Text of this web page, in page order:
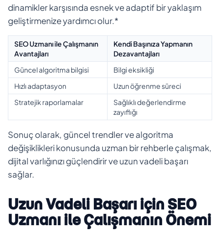
dinamikler karşısında esnek ve adaptif bir yaklaşım
geliştirmenize yardımcı olur.*
SEO Uzmanı ile Çalışmanın
Avantajları
Kendi Başınıza Yapmanın
Dezavantajları
Güncel algoritma bilgisi
Bilgi eksikliği
Hızlı adaptasyon
Uzun öğrenme süreci
Stratejik raporlamalar
Sağlıklı değerlendirme
zayıflığı
Sonuç olarak, güncel trendler ve algoritma
değişiklikleri konusunda uzman bir rehberle çalışmak,
dijital varlığınızı güçlendirir ve uzun vadeli başarı
sağlar.
Uzun Vadeli Başarı için SEO
Uzmanı ile Çalışmanın Önemi